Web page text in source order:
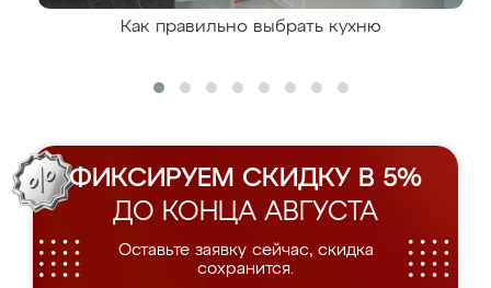
Как правильно выбрать кухню
ФИКСИРУЕМ СКИДКУ В 5%
ДО КОНЦА АВГУСТА
Оставьте заявку сейчас, скидка
сохранится.